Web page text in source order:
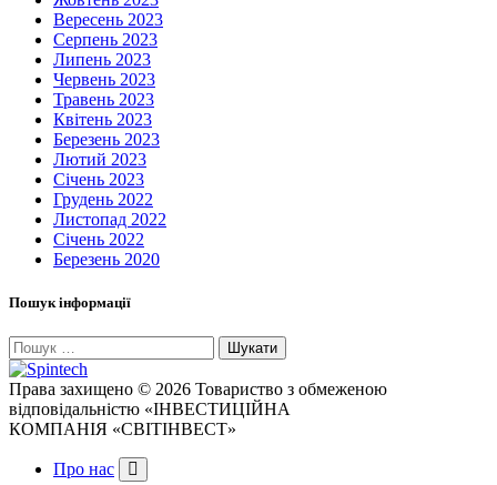
Вересень 2023
Серпень 2023
Липень 2023
Червень 2023
Травень 2023
Квітень 2023
Березень 2023
Лютий 2023
Січень 2023
Грудень 2022
Листопад 2022
Січень 2022
Березень 2020
Пошук інформації
Пошук:
Права захищено © 2026 Товариство з обмеженою
відповідальністю «ІНВЕСТИЦІЙНА
КОМПАНІЯ «СВІТІНВЕСТ»
Про нас